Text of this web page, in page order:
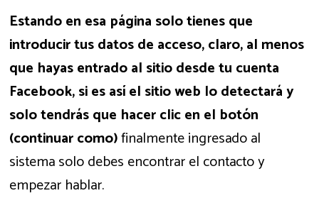
Estando en esa página solo tienes que
introducir tus datos de acceso, claro, al menos
que hayas entrado al sitio desde tu cuenta
Facebook, si es así el sitio web lo detectará y
solo tendrás que hacer clic en el botón
(continuar como)finalmente ingresado al
sistema solo debes encontrar el contacto y
empezar hablar.